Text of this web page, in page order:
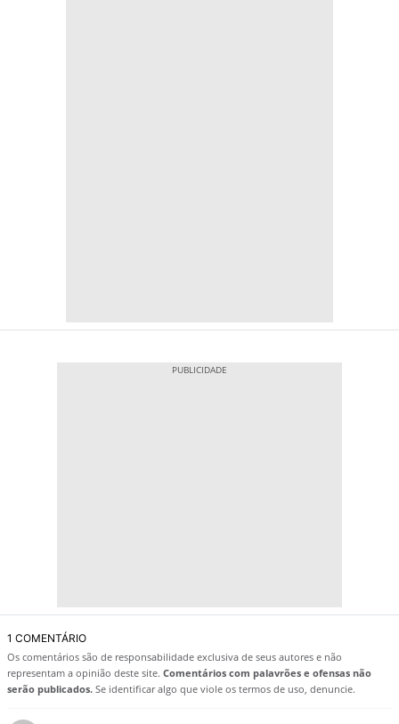
1 COMENTÁRIO
Os comentários são de responsabilidade exclusiva de seus autores e não
representam a opinião deste site. Comentários com palavrões e ofensas não
serão publicados. Se identificar algo que viole os termos de uso, denuncie.